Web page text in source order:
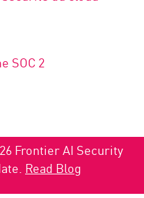
SOC 2
Frontier AI Security
Read Blog